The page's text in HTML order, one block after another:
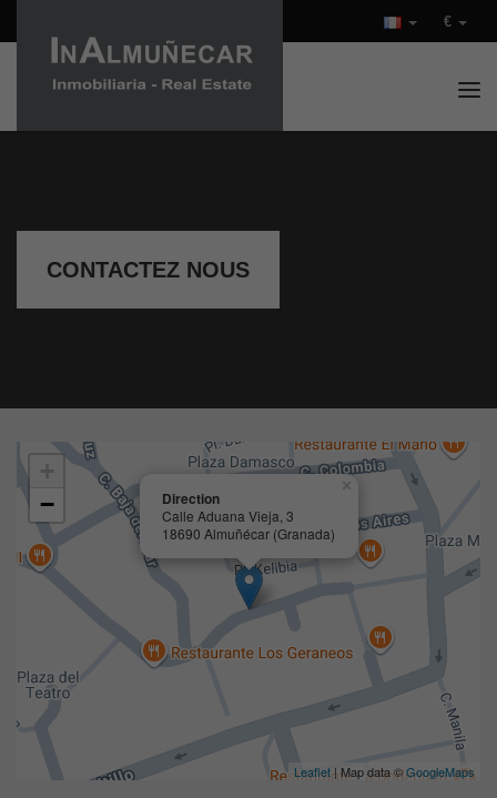
€
CONTACTEZ NOUS
Direction
Calle Aduana Vieja, 3
18690 Almuñécar (Granada)
×
−
Leaflet| Map data ©GoogleMaps